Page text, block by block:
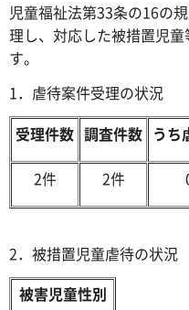
児童福祉法第33条の16の
理し、対応した被措置児
す。
1．虐待案件受理の状況
受理件数 調査件数 うち
2件 2件
2．被措置児童虐待の状況
被害児童性別